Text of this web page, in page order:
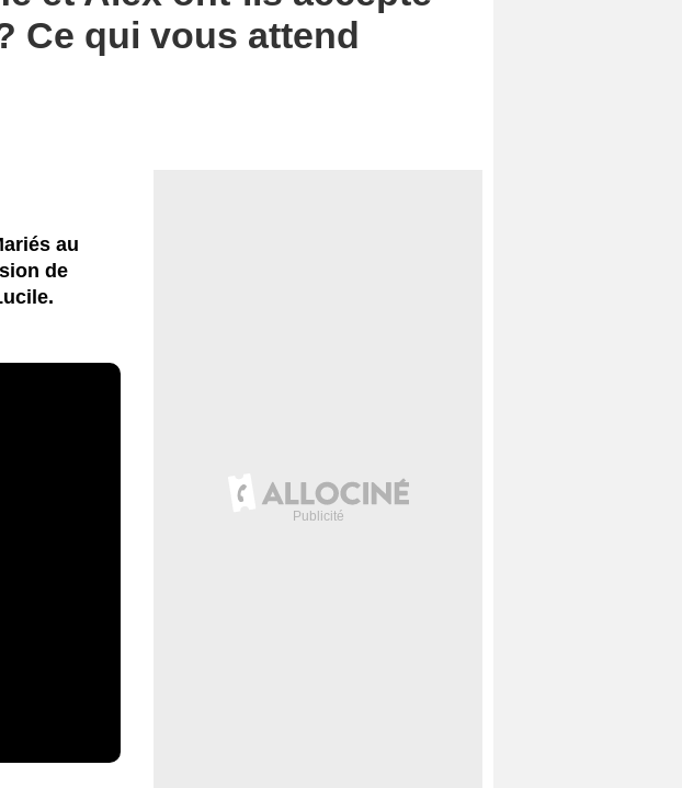
Ce qui vous attend
au
de